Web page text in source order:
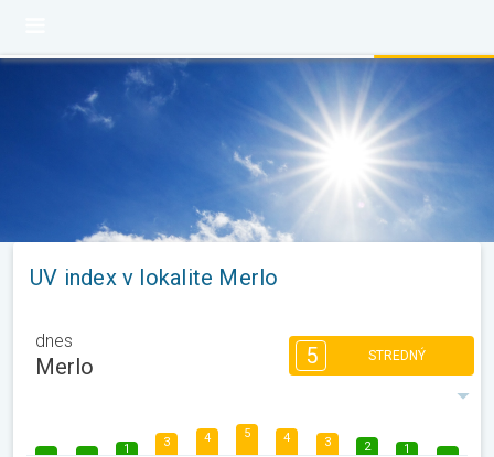
UV index v lokalite Merlo
dnes
Merlo 5 STREDNÝ
1 3 4 5 4 3 2 1